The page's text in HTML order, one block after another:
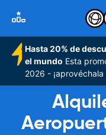
Hasta 20% de
el mundo Esta
2026 - ¡aprovéchala